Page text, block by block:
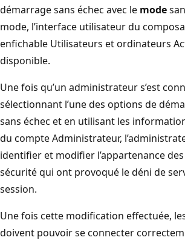
démarrage sans échec avec le mode
mode, l’interface utilisateur du
enfichable Utilisateurs et ordinateurs
disponible.
Une fois qu’un administrateur s’est
sélectionnant l’une des options de
sans échec et en utilisant les
du compte Administrateur,
identifier et modifier l’appartenance
sécurité qui ont provoqué le déni de
session.
Une fois cette modification effectuée,
doivent pouvoir se connecter